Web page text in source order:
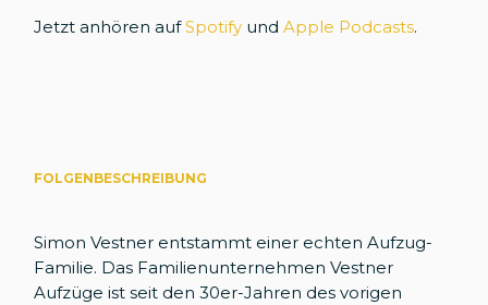
Jetzt anhören aufSpotify undApple Podcasts.
FOLGENBESCHREIBUNG
Simon Vestner entstammt einer echten Aufzug-
Familie. Das Familienunternehmen Vestner
Aufzüge ist seit den 30er-Jahren des vorigen